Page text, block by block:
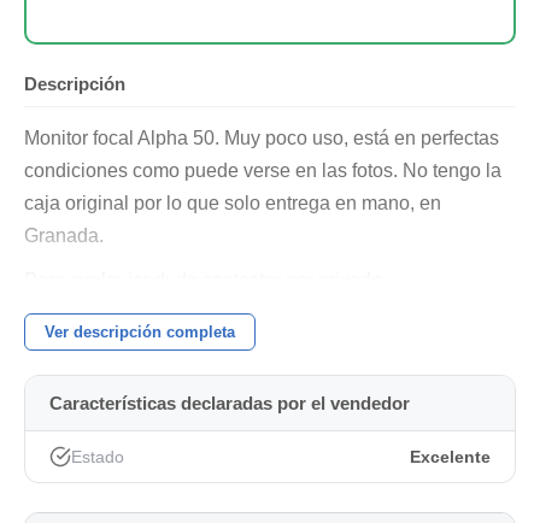
Descripción
Monitor focal Alpha 50. Muy poco uso, está en perfectas
condiciones como puede verse en las fotos. No tengo la
caja original por lo que solo entrega en mano, en
Granada.
Ver descripción completa
Características declaradas por el vendedor
Estado Excelente